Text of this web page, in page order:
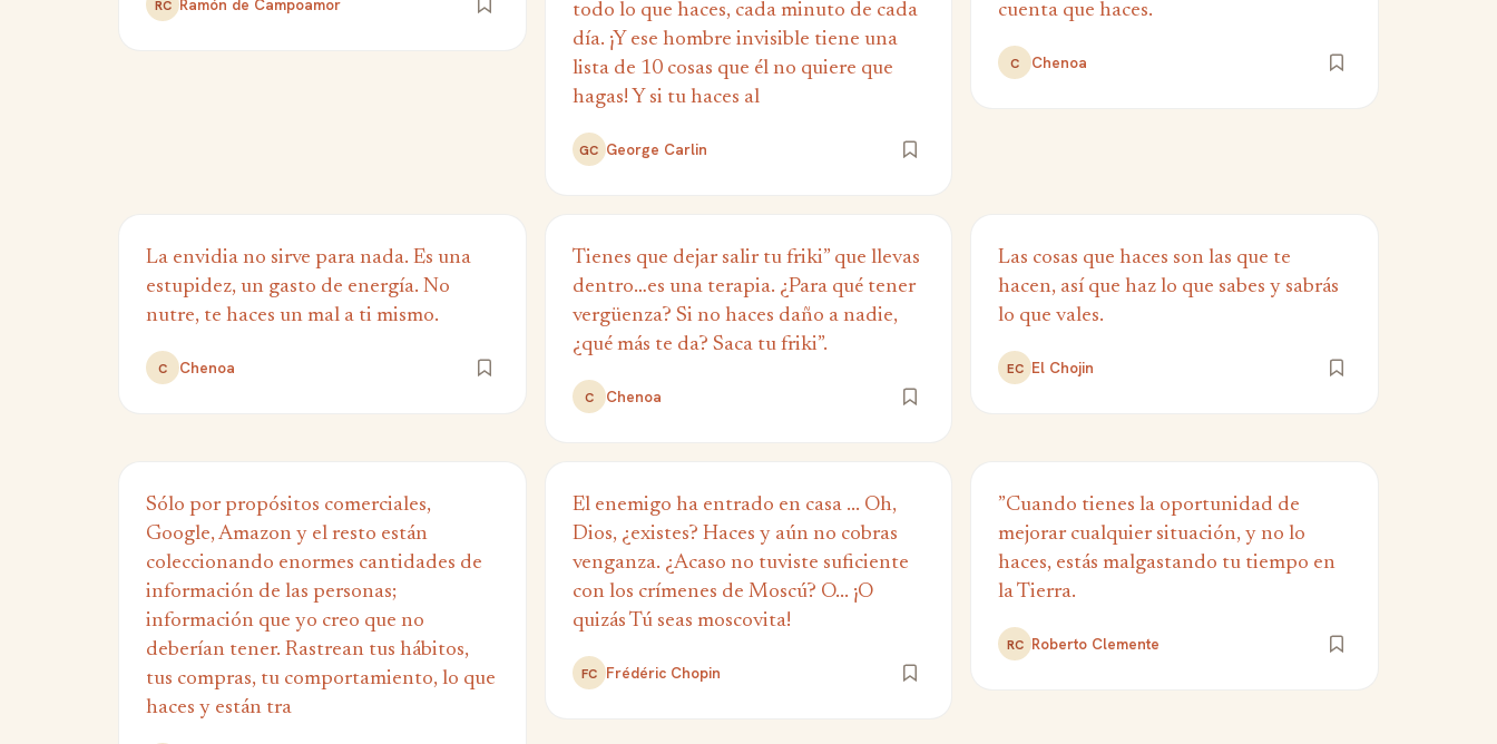
RC Ramón de Campoamor
todo lo que haces, cada minuto de cada
día. ¡Y ese hombre invisible tiene una
lista de 10 cosas que él no quiere que
hagas! Y si tu haces al
GC George Carlin
cuenta que haces.
C Chenoa
La envidia no sirve para nada. Es una
estupidez, un gasto de energía. No
nutre, te haces un mal a ti mismo.
C Chenoa
Tienes que dejar salir tu friki” que llevas
dentro…es una terapia. ¿Para qué tener
vergüenza? Si no haces daño a nadie,
¿qué más te da? Saca tu friki”.
C Chenoa
Las cosas que haces son las que te
hacen, así que haz lo que sabes y sabrás
lo que vales.
EC El Chojin
Sólo por propósitos comerciales,
Google, Amazon y el resto están
coleccionando enormes cantidades de
información de las personas;
información que yo creo que no
deberían tener. Rastrean tus hábitos,
tus compras, tu comportamiento, lo que
haces y están tra
El enemigo ha entrado en casa ... Oh,
Dios, ¿existes? Haces y aún no cobras
venganza. ¿Acaso no tuviste suficiente
con los crímenes de Moscú? O... ¡O
quizás Tú seas moscovita!
FC Frédéric Chopin
”Cuando tienes la oportunidad de
mejorar cualquier situación, y no lo
haces, estás malgastando tu tiempo en
la Tierra.
RC Roberto Clemente